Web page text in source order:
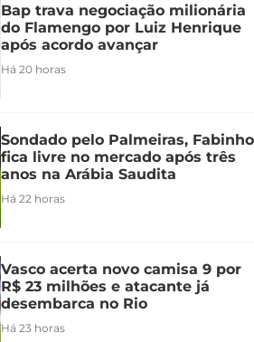
Bap trava negociação milionária
do Flamengo por Luiz Henrique
após acordo avançar
Há 20 horas
Sondado pelo Palmeiras, Fabinho
fica livre no mercado após três
anos na Arábia Saudita
Há 22 horas
Vasco acerta novo camisa 9 por
R$ 23 milhões e atacante já
desembarca no Rio
Há 23 horas